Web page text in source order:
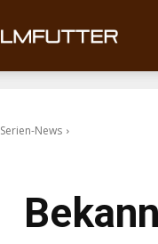
Serien-News